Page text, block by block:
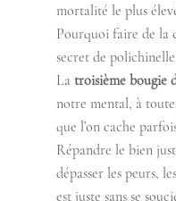
mortalité le plus
Pourquoi faire de la
secret de
La troisième bougie
notre mental, à
que l’on cache
Répandre le bien
dépasser les peurs,
est juste sans se